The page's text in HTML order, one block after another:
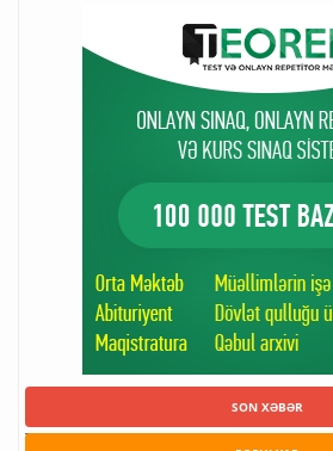
SON XƏBƏR